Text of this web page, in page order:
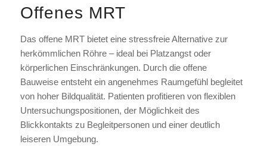
Offenes MRT
Das offene MRT bietet eine stressfreie Alternative zur
herkömmlichen Röhre – ideal bei Platzangst oder
körperlichen Einschränkungen. Durch die offene
Bauweise entsteht ein angenehmes Raumgefühl begleitet
von hoher Bildqualität. Patienten profitieren von flexiblen
Untersuchungspositionen, der Möglichkeit des
Blickkontakts zu Begleitpersonen und einer deutlich
leiseren Umgebung.